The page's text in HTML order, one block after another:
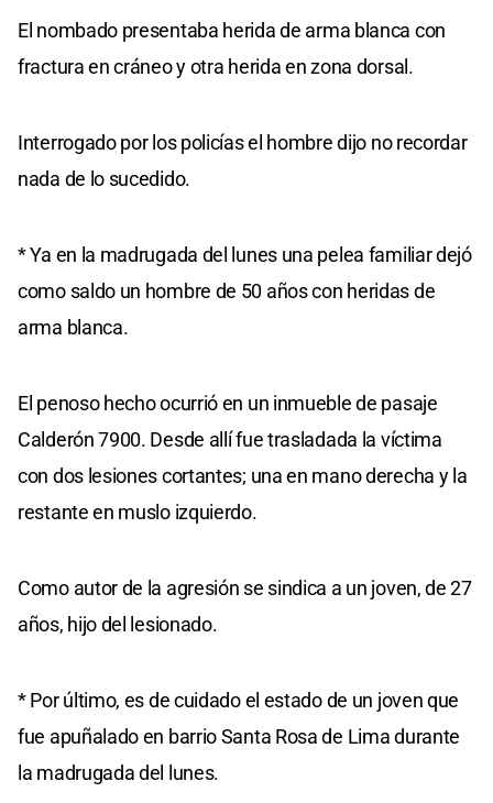
El nombado presentaba herida de arma blanca con
fractura en cráneo y otra herida en zona dorsal.
Interrogado por los policías el hombre dijo no recordar
nada de lo sucedido.
* Ya en la madrugada del lunes una pelea familiar dejó
como saldo un hombre de 50 años con heridas de
arma blanca.
El penoso hecho ocurrió en un inmueble de pasaje
Calderón 7900. Desde allí fue trasladada la víctima
con dos lesiones cortantes; una en mano derecha y la
restante en muslo izquierdo.
Como autor de la agresión se sindica a un joven, de 27
años, hijo del lesionado.
* Por último, es de cuidado el estado de un joven que
fue apuñalado en barrio Santa Rosa de Lima durante
la madrugada del lunes.